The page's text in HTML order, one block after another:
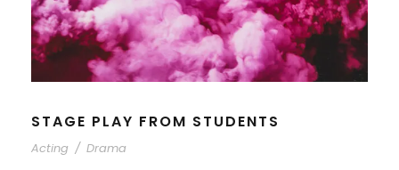
STAGE PLAY FROM STUDENTS
Acting / Drama